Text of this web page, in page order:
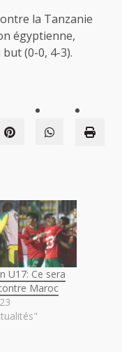
la Tanzanie
égyptienne,
(0-0, 4-3).
U17: Ce sera
Maroc